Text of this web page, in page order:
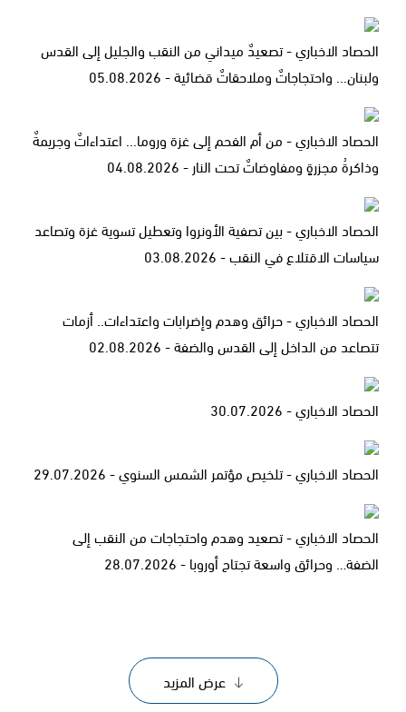
الحصاد الاخباري - تصعيدٌ ميداني من النقب والجليل إلى القدس
ولبنان... واحتجاجاتٌ وملاحقاتٌ قضائية - 05.08.2026
الحصاد الاخباري - من أم الفحم إلى غزة وروما... اعتداءاتٌ وجريمةٌ
وذاكرةُ مجزرةٍ ومفاوضاتٌ تحت النار - 04.08.2026
الحصاد الاخباري - بين تصفية الأونروا وتعطيل تسوية غزة وتصاعد
سياسات الاقتلاع في النقب - 03.08.2026
الحصاد الاخباري - حرائق وهدم وإضرابات واعتداءات.. أزمات
تتصاعد من الداخل إلى القدس والضفة - 02.08.2026
الحصاد الاخباري - 30.07.2026
الحصاد الاخباري - تلخيص مؤتمر الشمس السنوي - 29.07.2026
الحصاد الاخباري - تصعيد وهدم واحتجاجات من النقب إلى
الضفة… وحرائق واسعة تجتاح أوروبا - 28.07.2026
عرض المزيد